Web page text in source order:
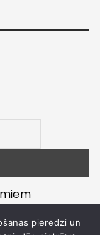
pieredzi un